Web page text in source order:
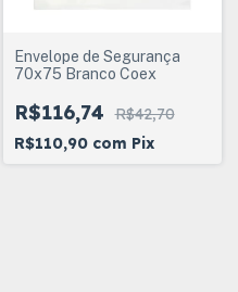
Envelope de Segurança
70x75 Branco Coex
R$116,74 R$42,70
R$110,90 com Pix